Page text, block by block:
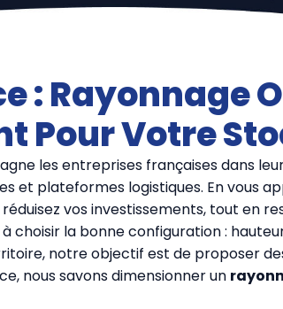
: Rayonnage
Pour Votre
les entreprises françaises dans
et plateformes logistiques. En vous
vos investissements, tout en
à choisir la bonne configuration :
notre objectif est de proposer
nous savons dimensionner un